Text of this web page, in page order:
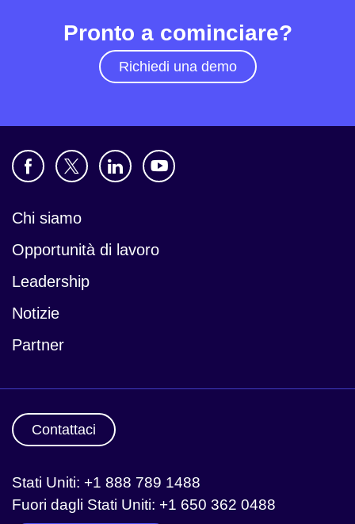
Pronto a cominciare?
Richiedi una demo
Chi siamo
Opportunità di lavoro
Leadership
Notizie
Partner
Contattaci
Stati Uniti: +1 888 789 1488
Fuori dagli Stati Uniti: +1 650 362 0488